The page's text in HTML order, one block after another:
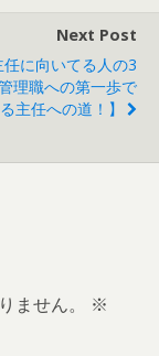
Next Post
に向いてる人の3
理職への第一歩で
主任への道！】
ません。
※